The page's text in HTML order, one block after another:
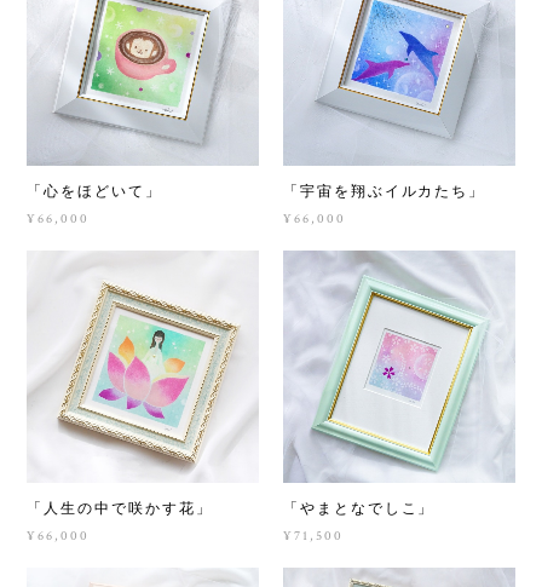
「心をほどいて」
¥66,000
「宇宙を翔ぶイルカたち」
¥66,000
「人生の中で咲かす花」
¥66,000
「やまとなでしこ」
¥71,500